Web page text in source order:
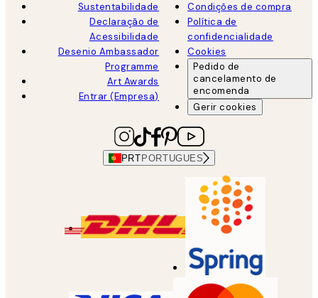
Sustentabilidade
Declaração de
Acessibilidade
Desenio Ambassador
Programme
Art Awards
Entrar (Empresa)
Condições de compra
Política de
confidencialidade
Cookies
Pedido de
cancelamento de
encomenda
Gerir cookies
PRT PORTUGUES